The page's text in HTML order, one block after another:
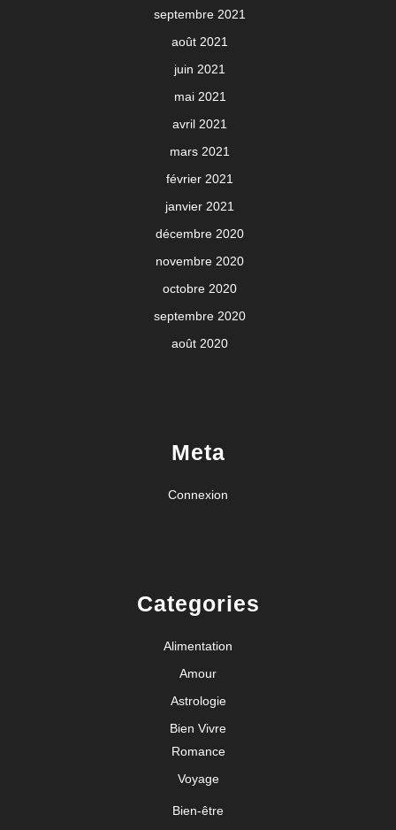
septembre 2021
août 2021
juin 2021
mai 2021
avril 2021
mars 2021
février 2021
janvier 2021
décembre 2020
novembre 2020
octobre 2020
septembre 2020
août 2020
Meta
Connexion
Categories
Alimentation
Amour
Astrologie
Bien Vivre
Romance
Voyage
Bien-être